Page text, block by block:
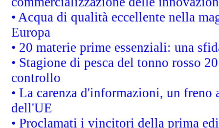
• Acqua di qualità eccellente nella
Europa
• 20 materie prime essenziali: una
• Stagione di pesca del tonno rosso
controllo
• La carenza d'informazioni, un
dell'UE
• Proclamati i vincitori della prima